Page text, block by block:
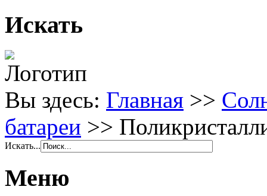
Искать
Вы здесь: Главная >>
батареи >>
Искать...
Меню